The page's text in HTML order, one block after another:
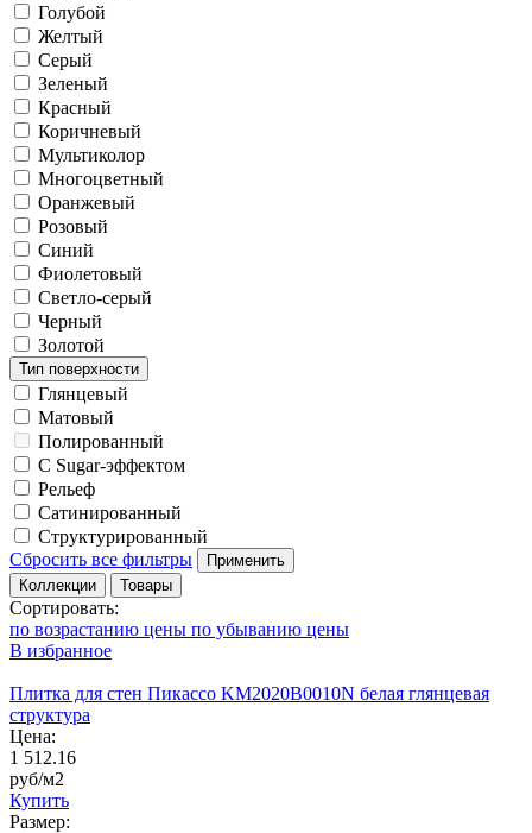
Голубой
Желтый
Серый
Зеленый
Красный
Коричневый
Мультиколор
Многоцветный
Оранжевый
Розовый
Синий
Фиолетовый
Светло-серый
Черный
Золотой
Тип поверхности
Глянцевый
Матовый
Полированный
С Sugar-эффектом
Рельеф
Сатинированный
Структурированный
Сбросить все фильтры
Применить
Коллекции
Товары
Сортировать:
по возрастанию цены по убыванию цены
В избранное
Плитка для стен Пикассо KM2020B0010N белая глянцевая
структура
Цена:
1 512.16
руб/м2
Купить
Размер: